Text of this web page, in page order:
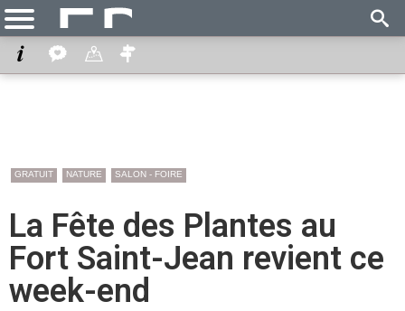
GRATUIT NATURE SALON - FOIRE
La Fête des Plantes au
Fort Saint-Jean revient ce
week-end